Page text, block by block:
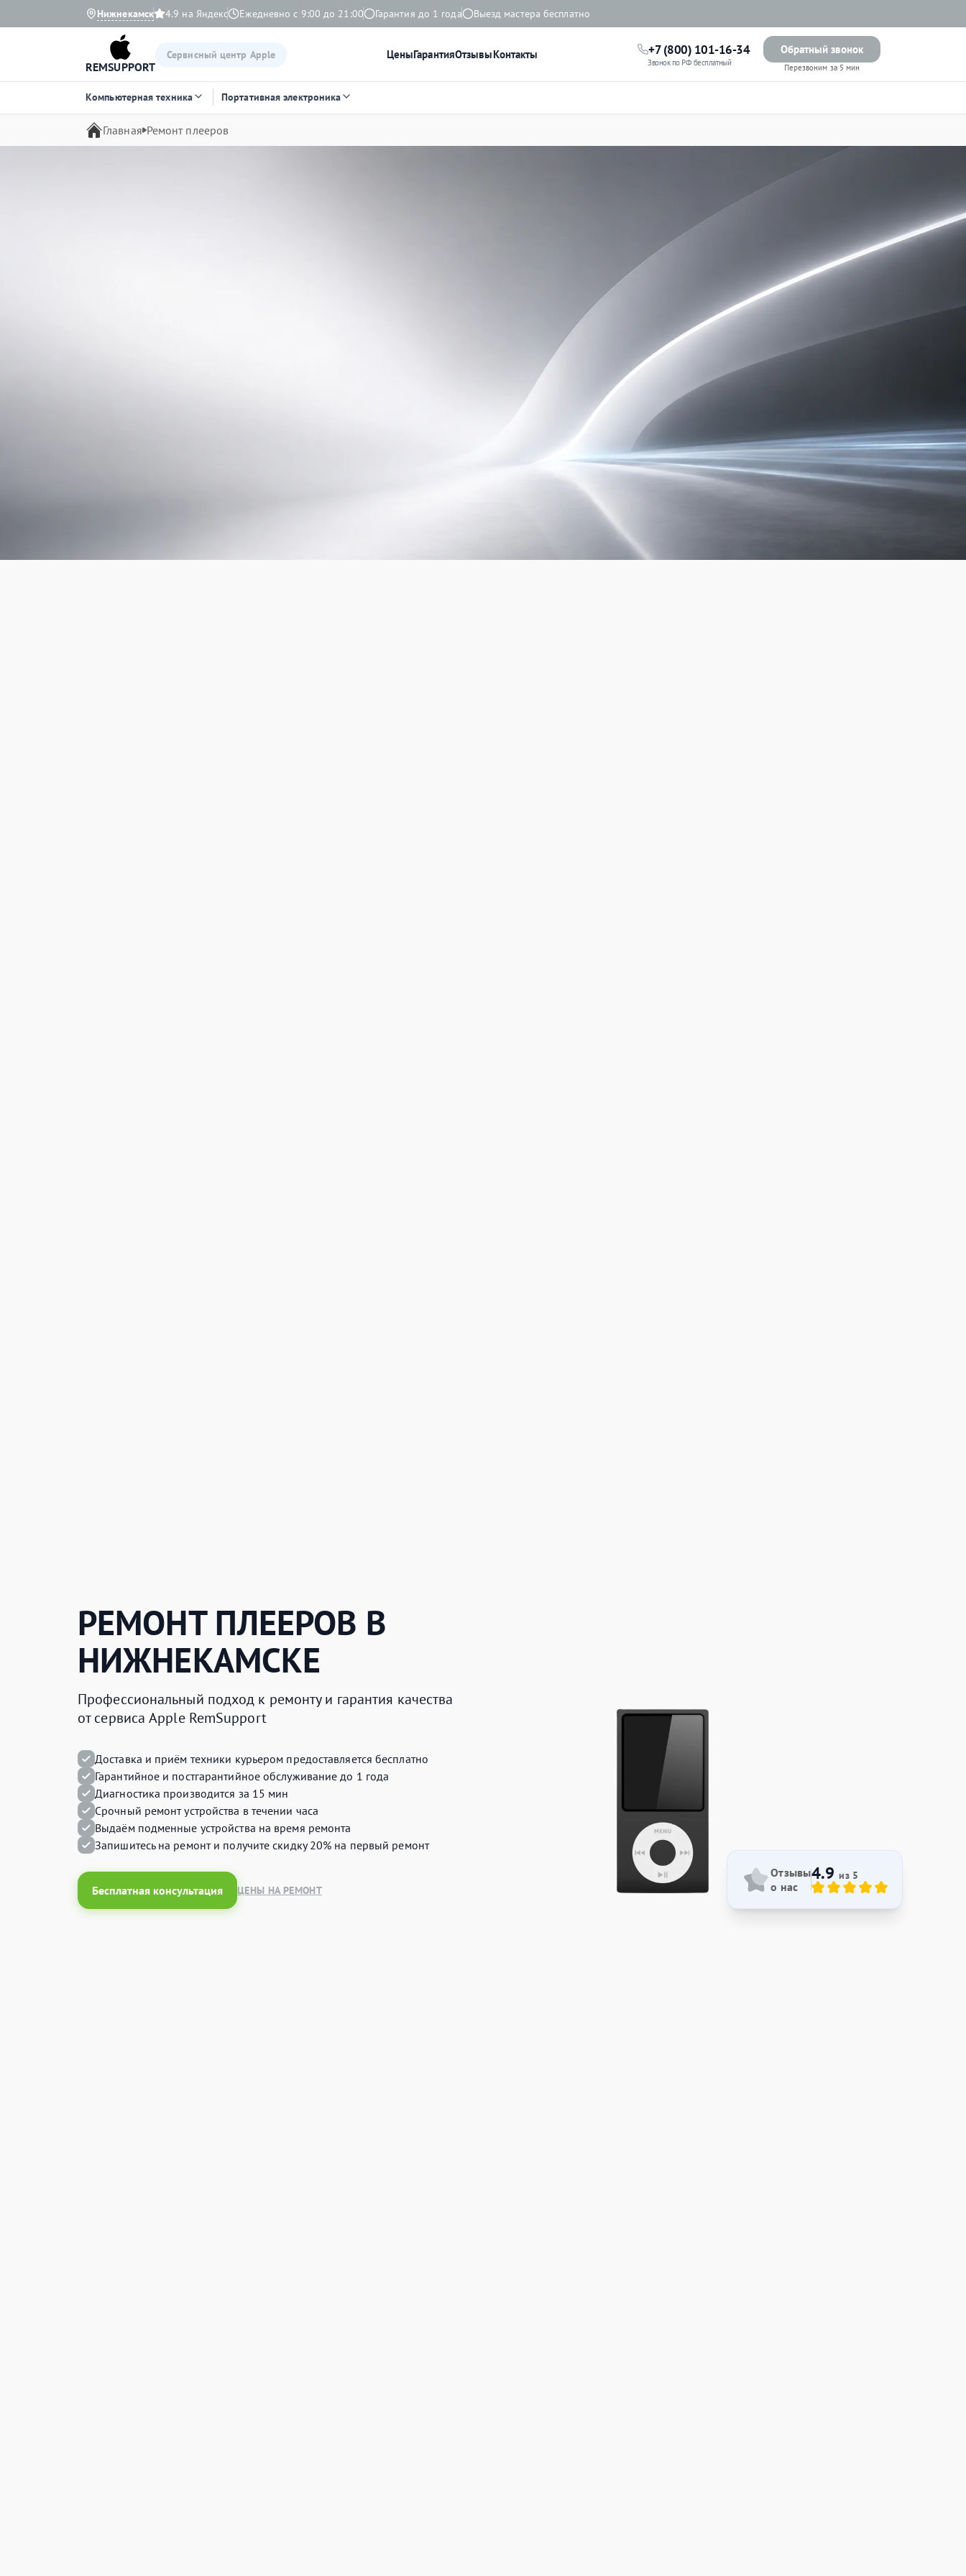
Нижнекамск 4.9 на Яндекс Ежедневно с 9:00 до 21:00 Гарантия до 1 года Выезд мастера бесплатно
REMSUPPORT
Сервисный центр Apple ЦеныГарантияОтзывыКонтакты +7 (800) 101-16-34
Звонок по РФ бесплатный
Обратный звонок
Перезвоним за 5 мин
Компьютерная техника Портативная электроника
Главная Ремонт плееров
РЕМОНТПЛЕЕРОВ В
НИЖНЕКАМСКЕ
Профессиональный подход к ремонту и гарантия качества
от сервиса Apple RemSupport
Доставка и приём техники курьером предоставляется бесплатно
Гарантийное и постгарантийное обслуживание до 1 года
Диагностика производится за 15 мин
Срочный ремонт устройства в течении часа
Выдаём подменные устройства на время ремонта
Запишитесь на ремонт и получитескидку 20% на первый ремонт
Бесплатная консультация ЦЕНЫ НА РЕМОНТ
Отзывы
о нас
4.9из 5